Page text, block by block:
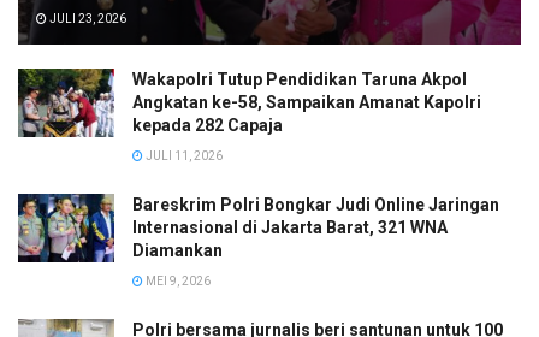
JULI 23, 2026
Wakapolri Tutup Pendidikan Taruna Akpol
Angkatan ke-58, Sampaikan Amanat Kapolri
kepada 282 Capaja
JULI 11, 2026
Bareskrim Polri Bongkar Judi Online Jaringan
Internasional di Jakarta Barat, 321 WNA
Diamankan
MEI 9, 2026
Polri bersama jurnalis beri santunan untuk 100